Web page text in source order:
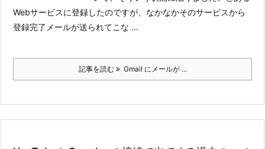
Webサービスに登録したのですが、なかなかそのサービスから
登録完了メールが送られてこな ...
記事を読む Gmail にメールが ...